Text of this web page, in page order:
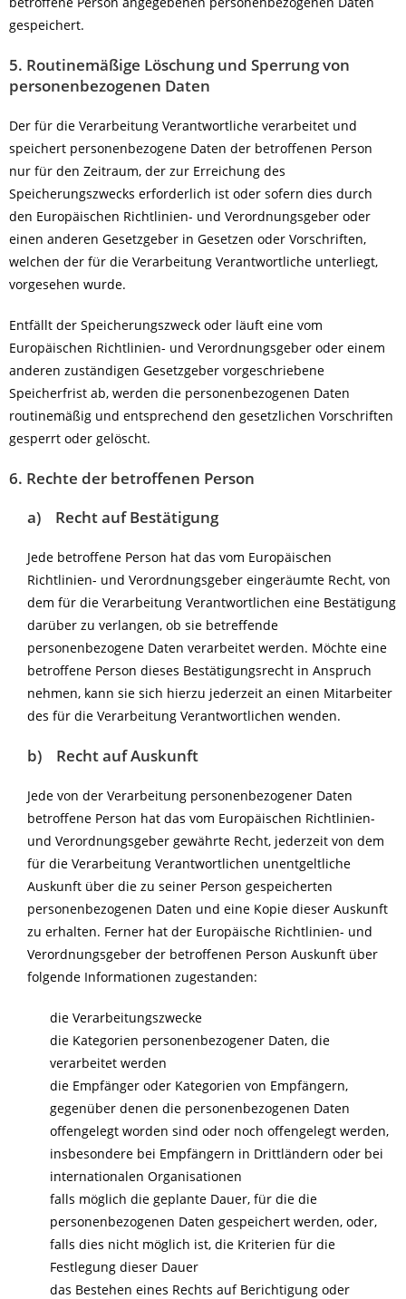
gespeichert.
5. Routinemäßige Löschung und Sperrung von
personenbezogenen Daten
Der für die Verarbeitung Verantwortliche verarbeitet und
speichert personenbezogene Daten der betroffenen Person
nur für den Zeitraum, der zur Erreichung des
Speicherungszwecks erforderlich ist oder sofern dies durch
den Europäischen Richtlinien- und Verordnungsgeber oder
einen anderen Gesetzgeber in Gesetzen oder Vorschriften,
welchen der für die Verarbeitung Verantwortliche unterliegt,
vorgesehen wurde.
Entfällt der Speicherungszweck oder läuft eine vom
Europäischen Richtlinien- und Verordnungsgeber oder einem
anderen zuständigen Gesetzgeber vorgeschriebene
Speicherfrist ab, werden die personenbezogenen Daten
routinemäßig und entsprechend den gesetzlichen Vorschriften
gesperrt oder gelöscht.
6. Rechte der betroffenen Person
a) Recht auf Bestätigung
Jede betroffene Person hat das vom Europäischen
Richtlinien- und Verordnungsgeber eingeräumte Recht, von
dem für die Verarbeitung Verantwortlichen eine Bestätigung
darüber zu verlangen, ob sie betreffende
personenbezogene Daten verarbeitet werden. Möchte eine
betroffene Person dieses Bestätigungsrecht in Anspruch
nehmen, kann sie sich hierzu jederzeit an einen Mitarbeiter
des für die Verarbeitung Verantwortlichen wenden.
b) Recht auf Auskunft
Jede von der Verarbeitung personenbezogener Daten
betroffene Person hat das vom Europäischen Richtlinien-
und Verordnungsgeber gewährte Recht, jederzeit von dem
für die Verarbeitung Verantwortlichen unentgeltliche
Auskunft über die zu seiner Person gespeicherten
personenbezogenen Daten und eine Kopie dieser Auskunft
zu erhalten. Ferner hat der Europäische Richtlinien- und
Verordnungsgeber der betroffenen Person Auskunft über
folgende Informationen zugestanden:
die Verarbeitungszwecke
die Kategorien personenbezogener Daten, die
verarbeitet werden
die Empfänger oder Kategorien von Empfängern,
gegenüber denen die personenbezogenen Daten
offengelegt worden sind oder noch offengelegt werden,
insbesondere bei Empfängern in Drittländern oder bei
internationalen Organisationen
falls möglich die geplante Dauer, für die die
personenbezogenen Daten gespeichert werden, oder,
falls dies nicht möglich ist, die Kriterien für die
Festlegung dieser Dauer
das Bestehen eines Rechts auf Berichtigung oder